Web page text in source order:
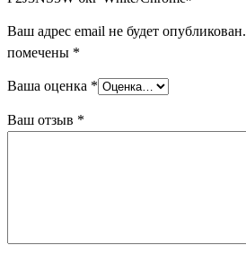
Ваш адрес email не будет опубликован.
помечены *
Ваша оценка *
Ваш отзыв *